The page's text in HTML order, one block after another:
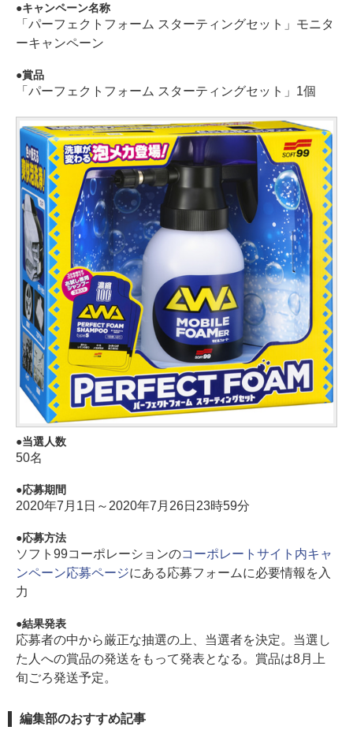
キャンペーン名称
「パーフェクトフォーム スターティングセット」モニタ
ーキャンペーン
賞品
「パーフェクトフォーム スターティングセット」1個
当選人数
50名
応募期間
2020年7月1日～2020年7月26日23時59分
応募方法
ソフト99コーポレーションのコーポレートサイト内キャ
ンペーン応募ページにある応募フォームに必要情報を入
力
結果発表
応募者の中から厳正な抽選の上、当選者を決定。当選し
た人への賞品の発送をもって発表となる。賞品は8月上
旬ごろ発送予定。
編集部のおすすめ記事